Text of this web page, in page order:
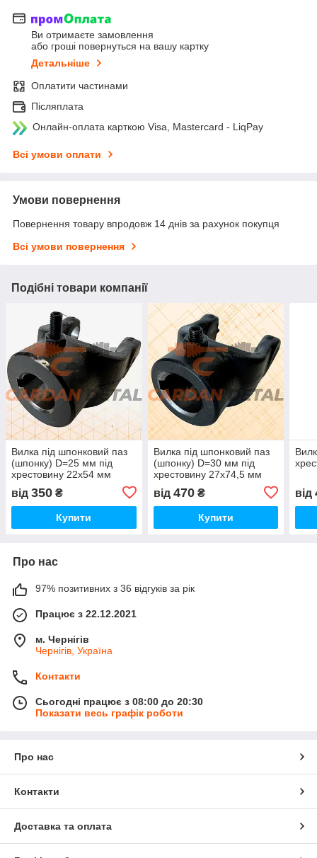
Ви отримаєте замовлення
або гроші повернуться на вашу картку
Детальніше
Оплатити частинами
Післяплата
Онлайн-оплата карткою Visa, Mastercard - LiqPay
Всі умови оплати
Умови повернення
Повернення товару впродовж 14 днів за рахунок покупця
Всі умови повернення
Подібні товари компанії
Вилка під шпонковий паз
(шпонку) D=25 мм під
хрестовину 22х54 мм
від 350 ₴
Купити
Вилка під шпонковий паз
(шпонку) D=30 мм під
хрестовину 27х74,5 мм
від 470₴
Купити
від
Про нас
97% позитивних з 36 відгуків за рік
Працює з 22.12.2021
м. Чернігів
Чернігів, Україна
Контакти
Сьогодні працює з 08:00 до 20:30
Показати весь графік роботи
Про нас
Контакти
Доставка та оплата